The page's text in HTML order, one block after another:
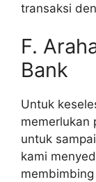
transaksi
F.
Bank
Untuk
memerlukan
untuk
kami